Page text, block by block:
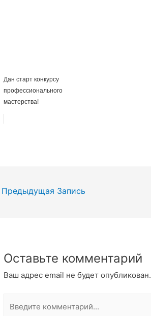
Дан старт конкурсу
профессионального
мастерства!
Предыдущая Запись
Оставьте комментарий
Ваш адрес email не будет опубликован.
комментарий...